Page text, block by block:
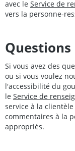
avec le Service de
vers la personne-
Si vous avez des
ou si vous voulez
l'accessibilité du
le Service de
service à la
commentaires à la
appropriés.